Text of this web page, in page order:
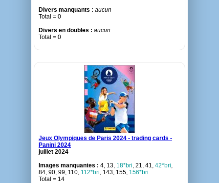
Divers manquants : aucun
Total = 0
Divers en doubles : aucun
Total = 0
Jeux Olympiques de Paris 2024 - trading cards -
Panini 2024
juillet 2024
Images manquantes : 4, 13, 18*bri, 21, 41, 42*bri,
84, 90, 99, 110, 112*bri, 143, 155, 156*bri
Total = 14